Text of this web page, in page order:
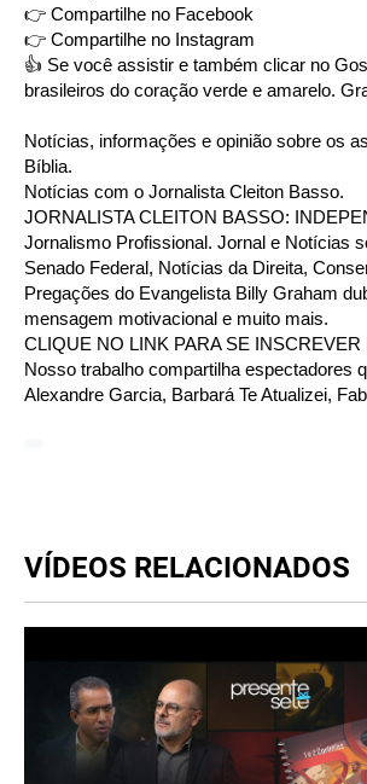
👉 Compartilhe no Facebook
👉 Compartilhe no Instagram
👍 Se você assistir e também clicar no
brasileiros do coração verde e amarelo.
Notícias, informações e opinião sobre os
Bíblia.
Notícias com o Jornalista Cleiton Basso.
JORNALISTA CLEITON BASSO:
Jornalismo Profissional. Jornal e Notícias
Senado Federal, Notícias da Direita,
Pregações do Evangelista Billy Graham
mensagem motivacional e muito mais.
CLIQUE NO LINK PARA SE INSCREVER
Nosso trabalho compartilha espectadores
Alexandre Garcia, Barbará Te Atualizei,
VÍDEOS RELACIONADOS